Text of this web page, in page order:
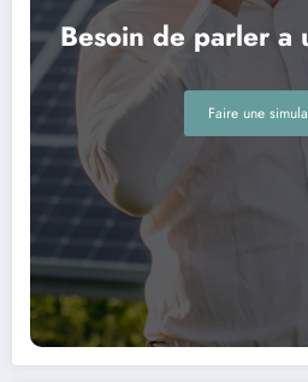
Besoin de parler a
Faire une